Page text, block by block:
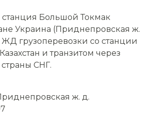
Большой Токмак
Украина (Приднепровская ж.
грузоперевозки со станции
и транзитом через
страны СНГ.
ж. д.